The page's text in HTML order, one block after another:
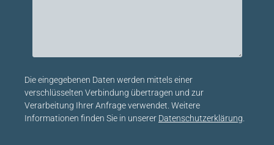
Bitte lasse dieses Feld leer.
Die eingegebenen Daten werden mittels einer
verschlüsselten Verbindung übertragen und zur
Verarbeitung Ihrer Anfrage verwendet. Weitere
Informationen finden Sie in unserer Datenschutzerklärung